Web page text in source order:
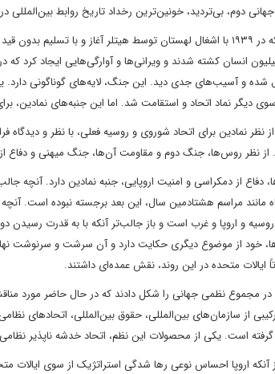
دوم، بی‌تردید، خونین‌ترین رخداد تاریخ روابط
۵۰ میلیون انسان کشته شدند و ویرانی‌ها و آوارگی‌هایی ایجاد
و آسیب‌های جدی دید. این جنگ، لایه‌های گوناگونی دارد.
دیگر نماد اتحاد و استقامت شد. اما این جنبه‌های نمادین،
نظر نمادین برای اتحاد شوروی و روسیه فعلی، با نظر و
از نظر روس‌ها، جنگ دوم و مقاومت آن‌ها، جنگ میهنی و دفاع
دفاع از دمکراسی و امنیت اروپایی، جنبه نمادین دارد.
مانند مراسم هشتادمین سال، این بعد برجسته نبوده است.
و اروپا و غرب است و باز جالب‌تر آنکه با به قدرت
خود از موضوع دیگری حکایت دارد و آن سرشت و سرنوشت
ایالات متحده در این روند، نقش عمده‌ای داشتند.
در مجموع نظمی جهانی را شکل دادند که در حال حاضر مورد
از سازمان‌های بین‌المللی، حقوق بین‌المللی، اتحادهای
است. یکی از محصولات این نظم، اتحاد خدشه ناپذیر نظامی
اروپا احساس نوعی رها شدگی استراتژیک از سوی ایالات